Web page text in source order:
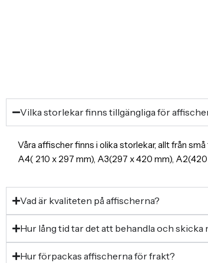
Vilka storlekar finns tillgängliga för
Våra affischer finns i olika storlekar, allt från
A4( 210 x 297 mm), A3(297 x 420 mm),
Vad är kvaliteten på affischerna?
Hur lång tid tar det att behandla och skicka
Hur förpackas affischerna för frakt?